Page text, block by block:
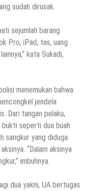
sudah dirusak.
sejumlah barang
Pro, iPad, tas, uang
kata Sukadi,
menemukan bahwa
jendela
Dari tangan pelaku,
bukti seperti dua buah
sangkur yang diduga
“Dalam aksinya
imbuhnya.
dua yakni, UA bertugas